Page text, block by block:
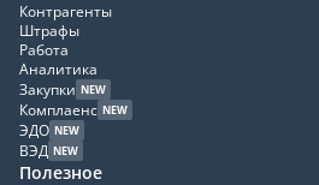
Контрагенты
Штрафы
Работа
Аналитика
Закупки NEW
Комплаенс NEW
ЭДО NEW
ВЭД NEW
Полезное